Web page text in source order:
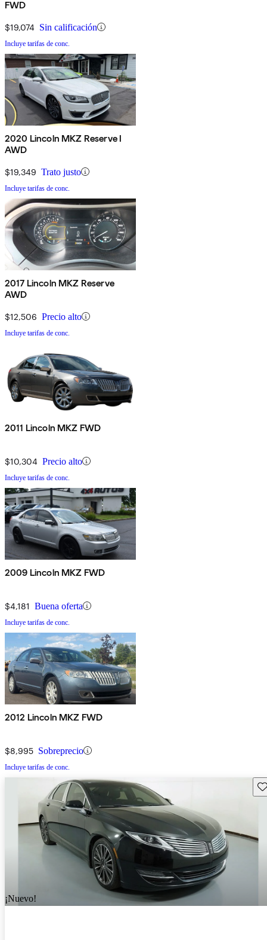
FWD
$19,074 Sin calificación
Incluye tarifas de conc.
2020 Lincoln MKZ Reserve I
AWD
$19,349 Trato justo
Incluye tarifas de conc.
2017 Lincoln MKZ Reserve
AWD
$12,506 Precio alto
Incluye tarifas de conc.
2011 Lincoln MKZ FWD
$10,304 Precio alto
Incluye tarifas de conc.
2009 Lincoln MKZ FWD
$4,181 Buena oferta
Incluye tarifas de conc.
2012 Lincoln MKZ FWD
$8,995 Sobreprecio
Incluye tarifas de conc.
¡Nuevo!